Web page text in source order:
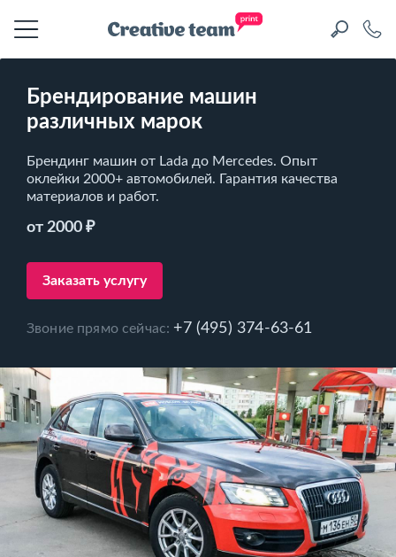
Брендирование машин
различных марок
Брендинг машин от Lada до Mercedes. Опыт
оклейки 2000+ автомобилей. Гарантия качества
материалов и работ.
от 2000 ₽
Заказать услугу
Звоние прямо сейчас: +7 (495) 374-63-61